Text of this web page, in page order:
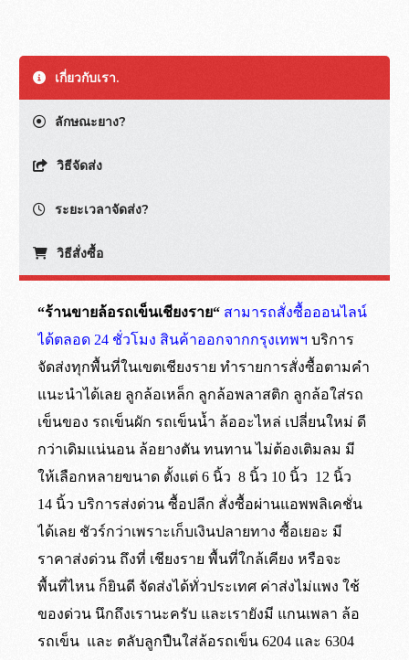
เกี่ยวกับเรา.
ลักษณะยาง?
วิธีจัดส่ง
ระยะเวลาจัดส่ง?
วิธีสั่งซื้อ
“ร้านขายล้อรถเข็นเชียงราย“ สามารถสั่งซื้อออนไลน์
ได้ตลอด 24 ชั่วโมง สินค้าออกจากกรุงเทพฯ บริการ
จัดส่งทุกพื้นที่ในเขตเชียงราย ทำรายการสั่งซื้อตามคำ
แนะนำได้เลย ลูกล้อเหล็ก ลูกล้อพลาสติก ลูกล้อใส่รถ
เข็นของ รถเข็นผัก รถเข็นน้ำ ล้ออะไหล่ เปลี่ยนใหม่ ดี
กว่าเดิมแน่นอน ล้อยางตัน ทนทาน ไม่ต้องเติมลม มี
ให้เลือกหลายขนาด ตั้งแต่ 6 นิ้ว 8 นิ้ว 10 นิ้ว 12 นิ้ว
14 นิ้ว บริการส่งด่วน ซื้อปลีก สั่งซื้อผ่านแอพพลิเคชั่น
ได้เลย ชัวร์กว่าเพราะเก็บเงินปลายทาง ซื้อเยอะ มี
ราคาส่งด่วน ถึงที่ เชียงราย พื้นที่ใกล้เคียง หรือจะ
พื้นที่ไหน ก็ยินดี จัดส่งได้ทั่วประเทศ ค่าส่งไม่แพง ใช้
ของด่วน นึกถึงเรานะครับ และเรายังมี แกนเพลา ล้อ
รถเข็น และ ตลับลูกปืนใส่ล้อรถเข็น 6204 และ 6304